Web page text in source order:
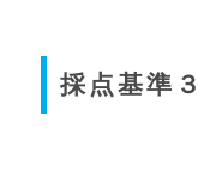
採点基準